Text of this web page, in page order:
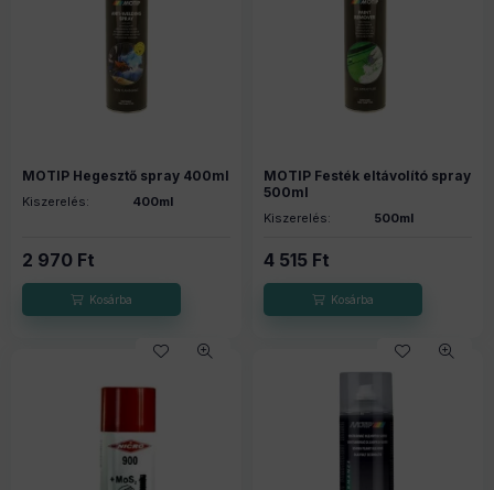
MOTIP Hegesztő spray 400ml
Kiszerelés: 400ml
2 970 Ft
MOTIP Festék eltávolító spray
500ml
Kiszerelés: 500ml
4 515 Ft